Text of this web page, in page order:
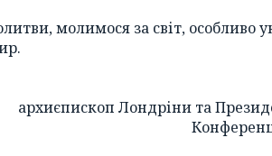
молимося за світ, особливо
архиєпископ Лондріни та